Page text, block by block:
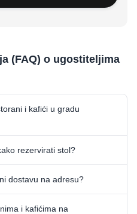
(FAQ) o ugostiteljima
i kafići u gradu
rezervirati stol?
dostavu na adresu?
i kafićima na